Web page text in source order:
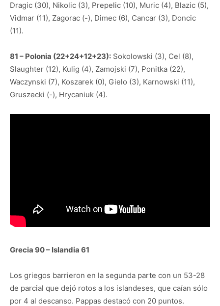
Dragic (30), Nikolic (3), Prepelic (10), Muric (4), Blazic (5),
Vidmar (11), Zagorac (-), Dimec (6), Cancar (3), Doncic
(11).
81 – Polonia (22+24+12+23): Sokolowski (3), Cel (8),
Slaughter (12), Kulig (4), Zamojski (7), Ponitka (22),
Waczynski (7), Koszarek (0), Gielo (3), Karnowski (11),
Gruszecki (-), Hrycaniuk (4).
Grecia 90 – Islandia 61
Los griegos barrieron en la segunda parte con un 53-28
de parcial que dejó rotos a los islandeses, que caían sólo
por 4 al descanso. Pappas destacó con 20 puntos.